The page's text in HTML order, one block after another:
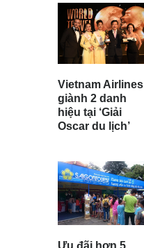
Vietnam Airlines
giành 2 danh
hiệu tại ‘Giải
Oscar du lịch’
Ưu đãi hơn 5